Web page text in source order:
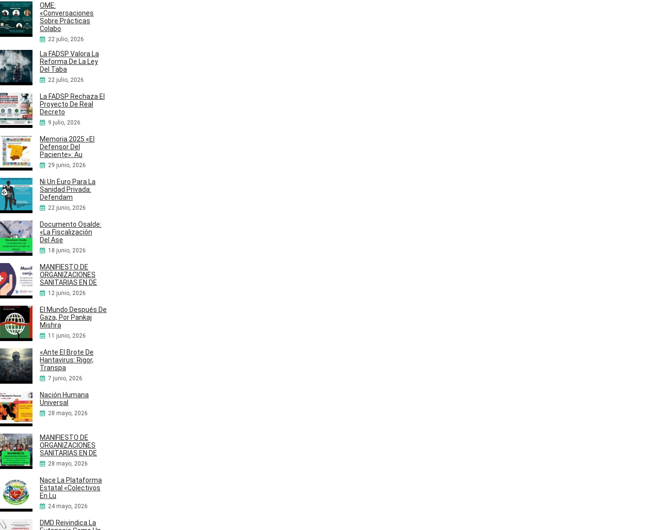
OME:
«Conversaciones
Sobre Prácticas
Colabo
22 julio, 2026
La FADSP Valora La
Reforma De La Ley
Del Taba
22 julio, 2026
La FADSP Rechaza El
Proyecto De Real
Decreto
9 julio, 2026
Memoria 2025 «El
Defensor Del
Paciente»: Au
29 junio, 2026
Ni Un Euro Para La
Sanidad Privada:
Defendam
22 junio, 2026
Documento Osalde:
«La Fiscalización
Del Ase
18 junio, 2026
MANIFIESTO DE
ORGANIZACIONES
SANITARIAS EN DE
12 junio, 2026
El Mundo Después De
Gaza, Por Pankaj
Mishra
11 junio, 2026
«Ante El Brote De
Hantavirus: Rigor,
Transpa
7 junio, 2026
Nación Humana
Universal
28 mayo, 2026
MANIFIESTO DE
ORGANIZACIONES
SANITARIAS EN DE
28 mayo, 2026
Nace La Plataforma
Estatal «Colectivos
En Lu
24 mayo, 2026
DMD Reivindica La